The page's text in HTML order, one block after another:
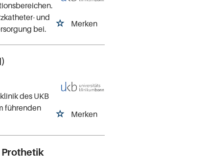
Merken
und
bei.
Merken
des UKB
führenden